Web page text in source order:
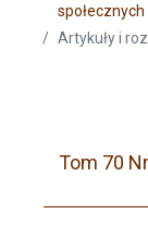
społecznych
Artykuły i
Tom 70